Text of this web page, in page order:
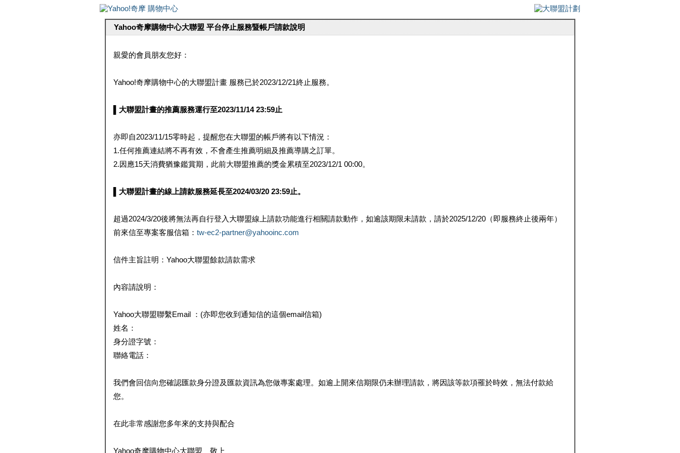
Yahoo奇摩購物中心大聯盟 平台停止服務暨帳戶請款說明
親愛的會員朋友您好：
Yahoo!奇摩購物中心的大聯盟計畫 服務已於2023/12/21終止服務。
▌大聯盟計畫的推薦服務運行至2023/11/14 23:59止
亦即自2023/11/15零時起，提醒您在大聯盟的帳戶將有以下情況：
1.任何推薦連結將不再有效，不會產生推薦明細及推薦導購之訂單。
2.因應15天消費猶豫鑑賞期，此前大聯盟推薦的獎金累積至2023/12/1 00:00。
▌大聯盟計畫的線上請款服務延長至2024/03/20 23:59止。
超過2024/3/20後將無法再自行登入大聯盟線上請款功能進行相關請款動作，如逾該期限未請款，請於2025/12/20（即服務終止後兩年）
前來信至專案客服信箱： tw-ec2-partner@yahooinc.com
信件主旨註明：Yahoo大聯盟餘款請款需求
內容請說明：
Yahoo大聯盟聯繫Email ：(亦即您收到通知信的這個email信箱)
姓名：
身分證字號：
聯絡電話：
我們會回信向您確認匯款身分證及匯款資訊為您做專案處理。如逾上開來信期限仍未辦理請款，將因該等款項罹於時效，無法付款給
您。
在此非常感謝您多年來的支持與配合
Yahoo奇摩購物中心大聯盟 敬上